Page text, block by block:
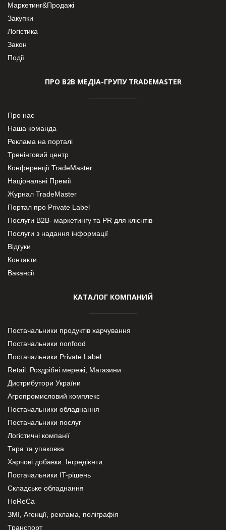
Маркетинг&Продажі
Закупки
Логістика
Закон
Події
ПРО В2В МЕДІА-ГРУПУ TRADEMASTER
Про нас
Наша команда
Реклама на порталі
Тренінговий центр
Конференції TradeMaster
Національні Премії
Журнал TradeMaster
Портал про Private Label
Послуги В2В- маркетингу та PR для клієнтів
Послуги з надання інформації
Відгуки
Контакти
Вакансії
КАТАЛОГ КОМПАНИЙ
Постачальники продуктів харчування
Постачальники nonfood
Постачальники Private Label
Retail. Роздрібні мережі, Магазини
Дистрибутори України
Агропромисловий комплекс
Постачальники обладнання
Постачальники послуг
Логістичні компанії
Тара та упаковка
Харчові добавки. Інгредієнти.
Постачальники IT-рішень
Складське обладнання
HoReCa
ЗМІ, Агенції, реклама, поліграфія
Транспорт